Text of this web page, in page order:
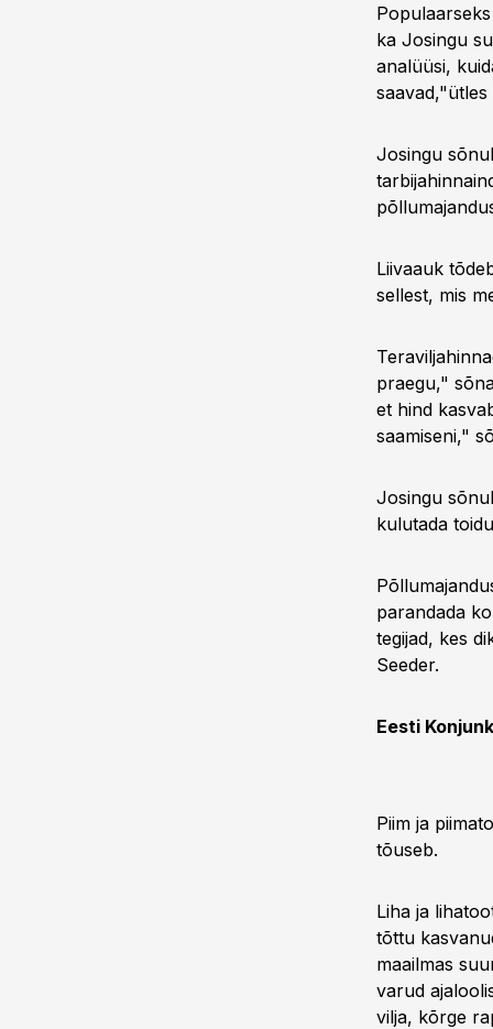
ka Josingu
analüüsi,
saavad,"ütles
Josingu
Liivaauk
sellest, mis
praegu,"
et hind
saamiseni,"
Josingu
kulutada
parandada
tegijad, kes
Seeder.
Eesti
Piim ja
tõuseb.
Liha ja
tõttu
maailmas
varud
vilja, kõrge